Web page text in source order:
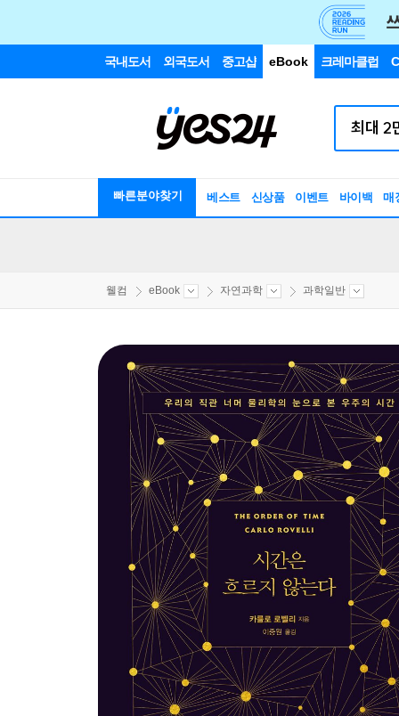
국내도서 외국도서 중고샵 eBook 크레마클럽
빠른분야찾기 베스트 신상품 이벤트 바이백 매
웰컴 eBook 자연과학 과학일반